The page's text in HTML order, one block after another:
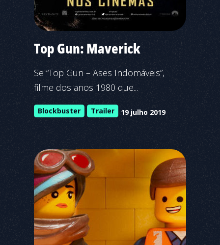
Top Gun: Maverick
Se “Top Gun – Ases Indomáveis”,
filme dos anos 1980 que...
Blockbuster Trailer 19 julho 2019